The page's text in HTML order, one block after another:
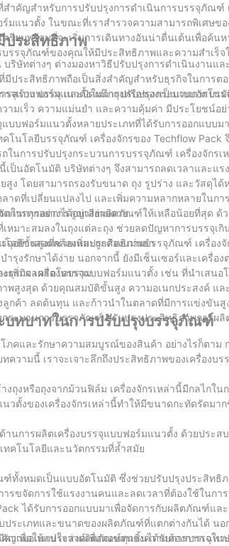
ำคัญสำหรับการปรับปรุงการดำเนินการบรรจุภัณฑ์
แนวตั้ง ในขณะที่เราสำรวจความสามารถพิเศษขอ
มพร้อมที่จะเริ่มการเดินทางอันน่าตื่นเต้นเพื่อค้นห
บรรจุภัณฑ์ของคุณให้มีประสิทธิภาพและความสำเร็จ
ประสิทธิภาพ
ษัทต่างๆ ต่างมองหาวิธีปรับปรุงการดำเนินงานแล
ระสิทธิภาพถือเป็นสิ่งสำคัญสำหรับธุรกิจในการต
จุแบบฟอร์มแนวตั้งในการปรับปรุงกระบวนการบ
สร้าง บรรจุ และปิดผนึกถุงหรือซองเป็นแบบอัตโน
มเร็ว ความแม่นยำ และความคุ้มค่า มีประโยชน์อย่
บฟอร์มแนวตั้งหลายประเภทที่ได้รับการออกแบบม
นโลยีบรรจุภัณฑ์ เครื่องจักรของ Techflow Pack
ในการปรับปรุงกระบวนการบรรจุภัณฑ์ เครื่องจัก
ป็นอัตโนมัติ บริษัทต่างๆ จึงสามารถลดเวลาและแร
ง โดยสามารถรองรับขนาด ถุง รูปร่าง และวัสดุไ
าดที่เปลี่ยนแปลงไป และเพิ่มความหลากหลายใน
การทุกอย่างได้อย่างง่ายดาย
ในการลดการสูญเสียผลิตภัณฑ์ให้เหลือน้อยที่สุด ด้
าะสมลงในถุงแต่ละถุง ช่วยลดปัญหาการบรรจุเกิ
จุอย่างสอดคล้องและถูกต้องแม่นยำ
ลยีขั้นสูงที่ช่วยเพิ่มประสิทธิภาพบรรจุภัณฑ์ เครื่อง
งรักษาได้ง่าย นอกจากนี้ ยังมีเซ็นเซอร์และเครื่อ
เพิ่มผลผลิตโดยรวม
กิจ เครื่องบรรจุแบบฟอร์มแนวตั้ง เช่น ที่นำเสนอ
สูงสุด ด้วยคุณสมบัติขั้นสูง ความอเนกประสงค์ แล
กค้า ลดต้นทุน และก้าวนำในตลาดที่มีการแข่งขัน
ระบวนการบรรจุภัณฑ์ ปรับปรุงประสิทธิภาพการผ
บทบาทในการปรับปรุงบรรจุภัณฑ์
และรักษาความสมบูรณ์ของสินค้า อย่างไรก็ตาม
วามนี้ เราจะเจาะลึกถึงประสิทธิภาพของเครื่องบ
ถุงหรือถุงจากม้วนฟิล์ม เครื่องจักรเหล่านี้มีกลไกใ
ตั้งของเครื่องจักรเหล่านี้ทำให้มีขนาดกะทัดรัดมา
นการผลิตเครื่องบรรจุแบบฟอร์มแนวตั้ง ด้วยประ
คโนโลยีและนวัตกรรมที่ล้ำสมัย
งหมดเป็นแบบอัตโนมัติ ซึ่งช่วยปรับปรุงประสิทธิภ
ขจัดการใช้แรงงานคนและลดเวลาที่ต้องใช้ในกา
ได้รับการออกแบบมาเพื่อจัดการกับผลิตภัณฑ์แ
ประเภทและขนาดของผลิตภัณฑ์ที่แตกต่างกันได้ นอ
มอเนกประสงค์เพื่อตอบสนองความต้องการเฉพา
เพื่อให้แน่ใจว่าผลิตภัณฑ์ทุกชิ้นได้รับการบรรจุใน